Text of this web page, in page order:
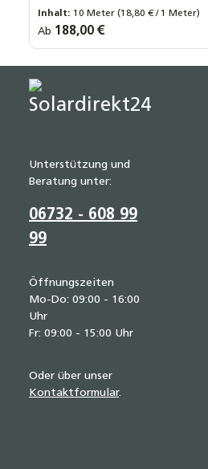
Inhalt: 10 Meter(18,80 € / 1 Meter)
Regulärer Preis:
Ab 188,00 €
Länge Wellrohr:
10 Meter
Unterstützung und
Beratung unter:
06732 - 608 99
99
Öffnungszeiten
Mo-Do: 09:00 - 16:00
Uhr
Fr: 09:00 - 15:00 Uhr
Oder über unser
Kontaktformular.